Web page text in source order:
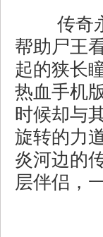
传奇
帮助尸王
起的狭长
热血手机
时候却与
旋转的力
炎河边的
层伴侣，